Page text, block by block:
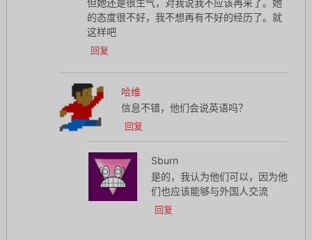
但她还是很生气，对我说我不应该再来了。她
的态度很不好，我不想再有不好的经历了。就
这样吧
回复
哈维
信息不错，他们会说英语吗？
回复
Sburn
是的，我认为他们可以，因为他
们也应该能够与外国人交流
回复